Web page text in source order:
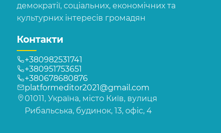
демократії, соціальних, економічних та
культурних інтересів громадян
Контакти
+380982531741
+380951753651
+380678680876
platformeditor2021@gmail.com
01011, Україна, місто Київ, вулиця
Рибальська, будинок, 13, офіс, 4